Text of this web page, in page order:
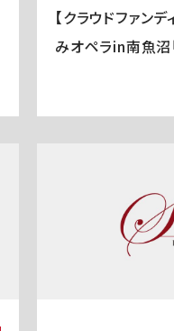
【クラウドファン
みオペラin南魚沼